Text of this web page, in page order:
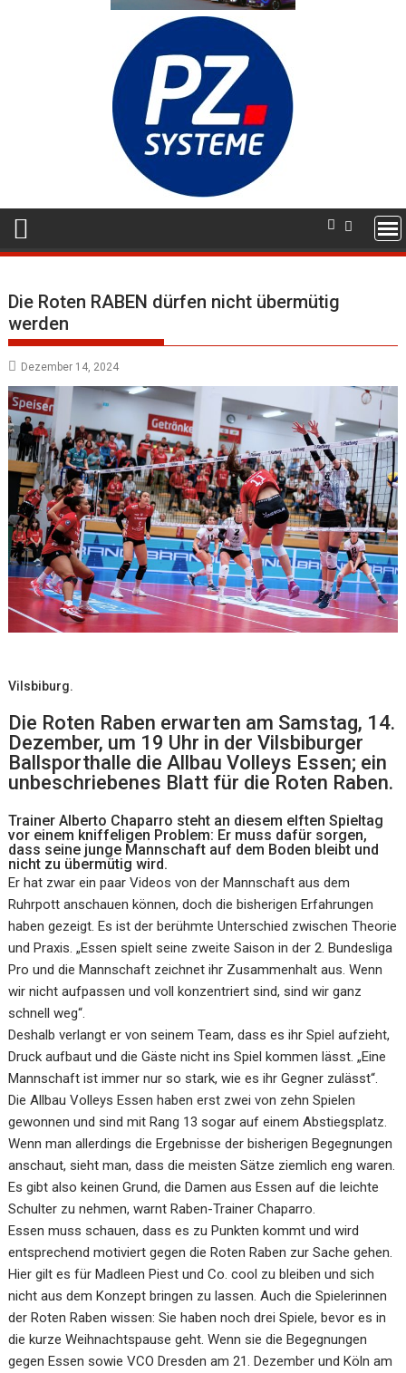
Die Roten RABEN dürfen nicht übermütig
werden
Dezember 14, 2024
Vilsbiburg.
Die Roten Raben erwarten am Samstag, 14.
Dezember, um 19 Uhr in der Vilsbiburger
Ballsporthalle die Allbau Volleys Essen; ein
unbeschriebenes Blatt für die Roten Raben.
Trainer Alberto Chaparro steht an diesem elften Spieltag
vor einem kniffeligen Problem: Er muss dafür sorgen,
dass seine junge Mannschaft auf dem Boden bleibt und
nicht zu übermütig wird.
Er hat zwar ein paar Videos von der Mannschaft aus dem
Ruhrpott anschauen können, doch die bisherigen Erfahrungen
haben gezeigt. Es ist der berühmte Unterschied zwischen Theorie
und Praxis. „Essen spielt seine zweite Saison in der 2. Bundesliga
Pro und die Mannschaft zeichnet ihr Zusammenhalt aus. Wenn
wir nicht aufpassen und voll konzentriert sind, sind wir ganz
schnell weg“.
Deshalb verlangt er von seinem Team, dass es ihr Spiel aufzieht,
Druck aufbaut und die Gäste nicht ins Spiel kommen lässt. „Eine
Mannschaft ist immer nur so stark, wie es ihr Gegner zulässt“.
Die Allbau Volleys Essen haben erst zwei von zehn Spielen
gewonnen und sind mit Rang 13 sogar auf einem Abstiegsplatz.
Wenn man allerdings die Ergebnisse der bisherigen Begegnungen
anschaut, sieht man, dass die meisten Sätze ziemlich eng waren.
Es gibt also keinen Grund, die Damen aus Essen auf die leichte
Schulter zu nehmen, warnt Raben-Trainer Chaparro.
Essen muss schauen, dass es zu Punkten kommt und wird
entsprechend motiviert gegen die Roten Raben zur Sache gehen.
Hier gilt es für Madleen Piest und Co. cool zu bleiben und sich
nicht aus dem Konzept bringen zu lassen. Auch die Spielerinnen
der Roten Raben wissen: Sie haben noch drei Spiele, bevor es in
die kurze Weihnachtspause geht. Wenn sie die Begegnungen
gegen Essen sowie VCO Dresden am 21. Dezember und Köln am